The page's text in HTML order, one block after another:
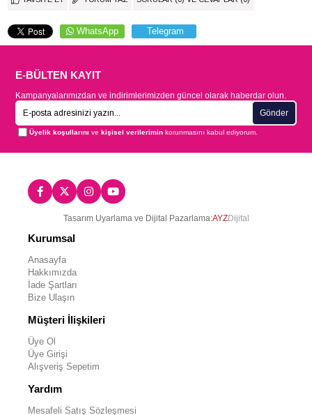
WhatsApp Telegram
E-BÜLTEN KAYIT
Kampanyalarımızdan ve indirimlerimizden güncel olarak haberdar olun.
Gönder
Üyelik koşullarını vekişisel verilerimin korunmasını kabul ediyorum.
Tasarım Uyarlama ve Dijital Pazarlama:AYZDijital
Kurumsal
Anasayfa
Hakkımızda
İade Şartları
Bize Ulaşın
Müşteri İlişkileri
Üye Ol
Üye Girişi
Alışveriş Sepetim
Yardım
Mesafeli Satış Sözleşmesi